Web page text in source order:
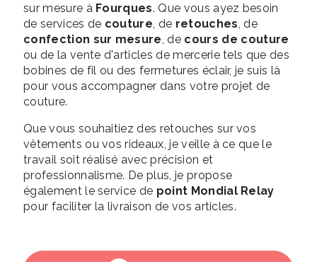
sur mesure àFourques. Que vous ayez besoin
de services de couture, de retouches, de
confection sur mesure, de cours de couture
ou de la vente d'articles de mercerie tels que des
bobines de fil ou des fermetures éclair, je suis là
pour vous accompagner dans votre projet de
couture.
Que vous souhaitiez des retouches sur vos
vêtements ou vos rideaux, je veille à ce que le
travail soit réalisé avec précision et
professionnalisme. De plus, je propose
également le service de point Mondial Relay
pour faciliter la livraison de vos articles.